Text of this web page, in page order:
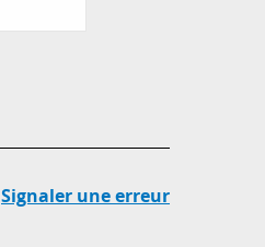
Signaler une erreur